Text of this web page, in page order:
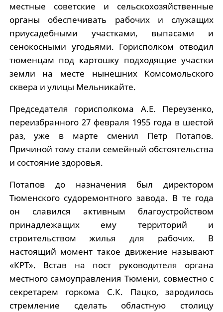
местные советские и сельскохозяйственные
органы обеспечивать рабочих и служащих
приусадебными участками, выпасами и
сенокосными угодьями. Горисполком отводил
тюменцам под картошку подходящие участки
земли на месте нынешних Комсомольского
сквера и улицы Мельникайте.
Председателя горисполкома А.Е. Переузенко,
переизбранного 27 февраля 1955 года в шестой
раз, уже в марте сменил Петр Потапов.
Причиной тому стали семейный обстоятельства
и состояние здоровья.
Потапов до назначения был директором
Тюменского судоремонтного завода. В те года
он славился активным благоустройством
принадлежащих ему территорий и
строительством жилья для рабочих. В
настоящий момент такое движение называют
«КРТ». Встав на пост руководителя органа
местного самоуправления Тюмени, совместно с
секретарем горкома С.К. Пацко, зародилось
стремление сделать областную столицу